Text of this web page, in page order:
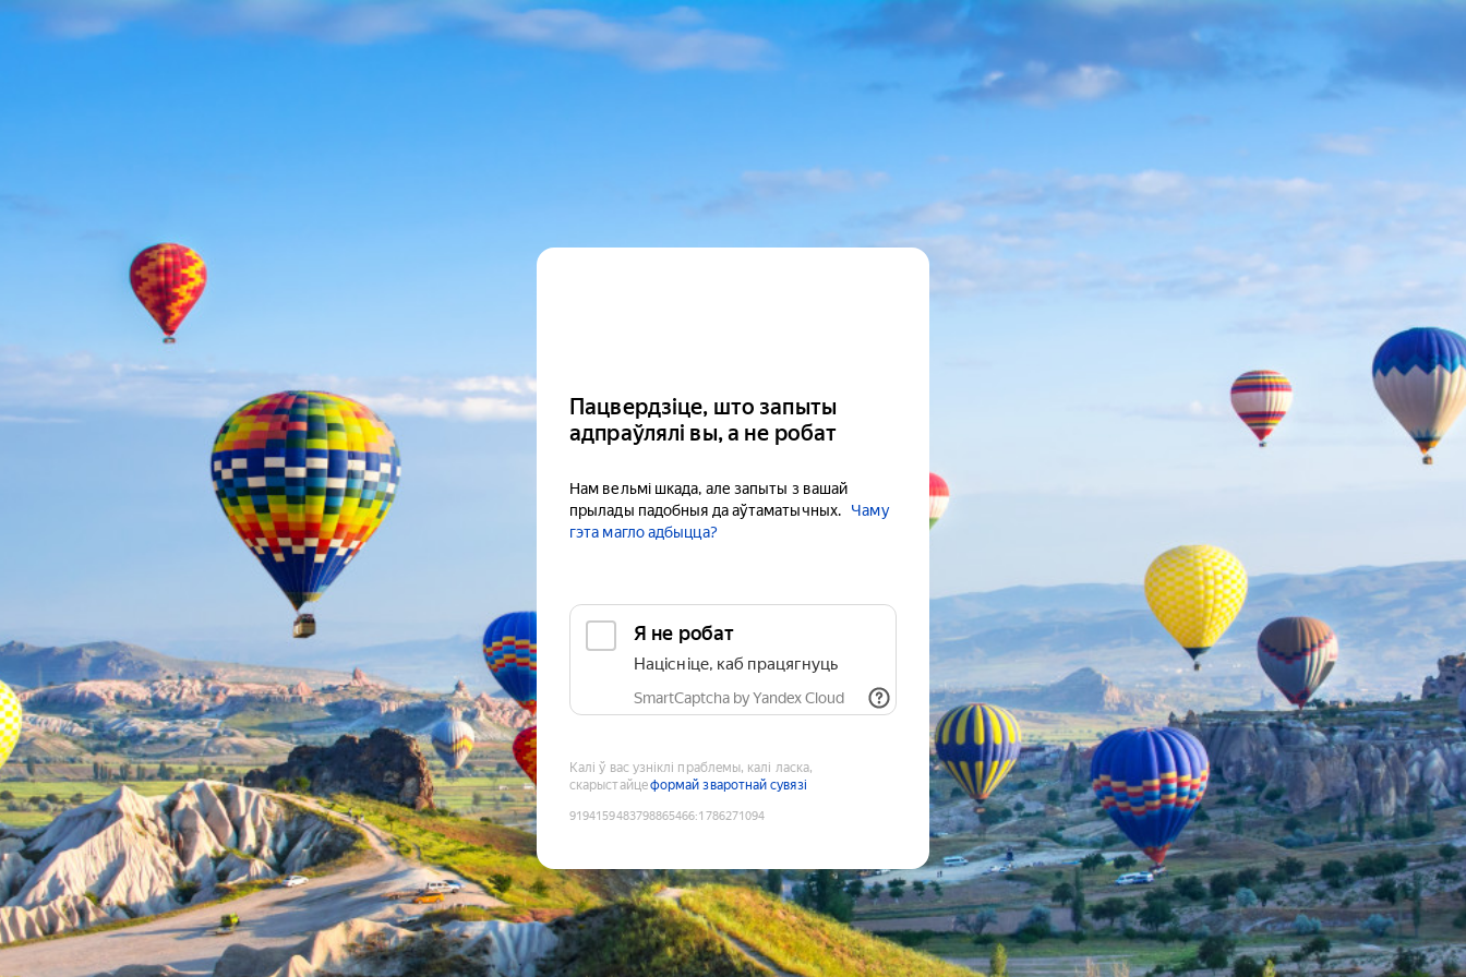
Пацвердзіце, што запыты
адпраўлялі вы, а не робат
Нам вельмі шкада, але запыты з вашай
прылады падобныя да аўтаматычных.
Чаму
гэта магло адбыцца?
Я не робат
Націсніце, каб працягнуць
SmartCaptcha by Yandex Cloud
Калі ў вас узніклі праблемы, калі ласка,
скарыстайцеформай зваротнай сувязі
9194159483798865466:1786271094